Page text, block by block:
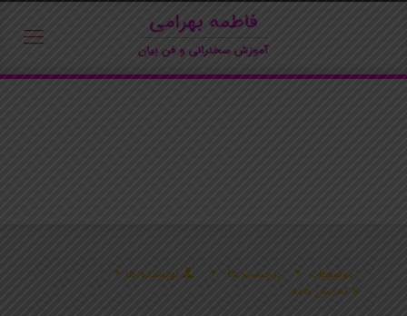
موضوعات برچسب ها
نویسنده ها
نمایش همه